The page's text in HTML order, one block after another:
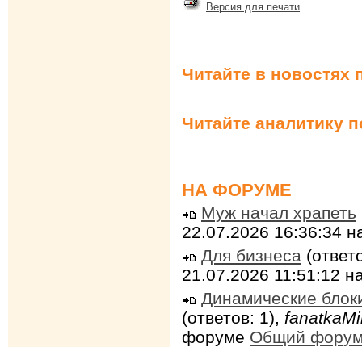
Версия для печати
Читайте в новостях
Читайте аналитику
НА ФОРУМЕ
Муж начал храпеть
22.07.2026 16:36:34
Для бизнеса
21.07.2026 11:51:12
Динамические
(ответов: 1),
форуме Общий